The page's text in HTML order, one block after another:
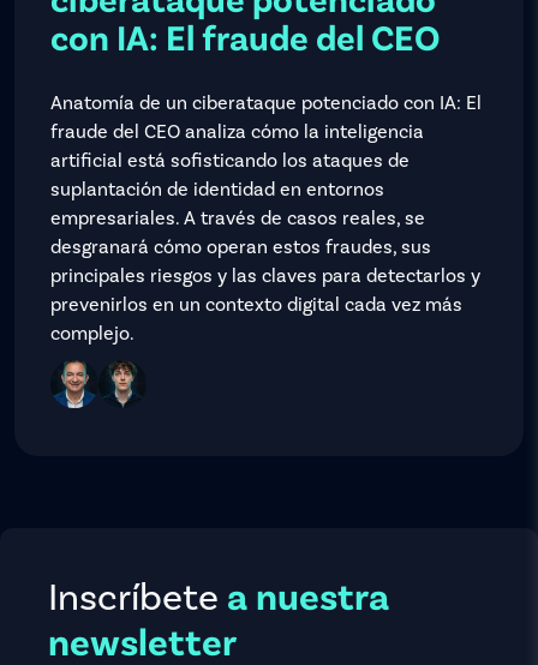
con IA: El fraude del CEO
Anatomía de un ciberataque potenciado con IA: El
fraude del CEO analiza cómo la inteligencia
artificial está sofisticando los ataques de
suplantación de identidad en entornos
empresariales. A través de casos reales, se
desgranará cómo operan estos fraudes, sus
principales riesgos y las claves para detectarlos y
prevenirlos en un contexto digital cada vez más
complejo.
Inscríbete a nuestra
newsletter